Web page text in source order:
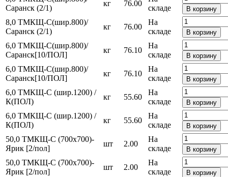
Саранск (2/1)
кг 76.00
складе
В корзину
8,0 ТМКЩ-С(шир.800)/
Саранск (2/1)
кг 76.00
На
складе
В корзину
6,0 ТМКЩ-С(шир.800)/
Саранск[10/ПОЛ]
кг 76.10
На
складе
В корзину
6,0 ТМКЩ-С(шир.800)/
Саранск[10/ПОЛ]
кг 76.10
На
складе
В корзину
6,0 ТМКЩ-С (шир.1200) /
К(ПОЛ)
кг 55.60
На
складе
В корзину
6,0 ТМКЩ-С (шир.1200) /
К(ПОЛ)
кг 55.60
На
складе
В корзину
50,0 ТМКЩ-С (700х700)-
Ярик [2/пол]
шт 2.00
На
складе
В корзину
50,0 ТМКЩ-С (700х700)-
Ярик [2/пол]
шт 2.00
На
складе
В корзину